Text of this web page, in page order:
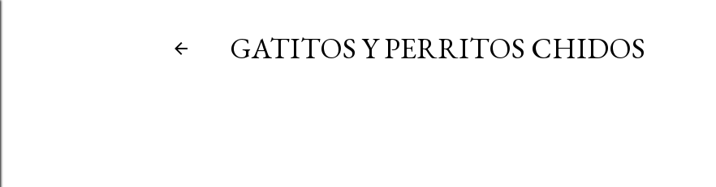
GATITOS Y PERRITOS CHIDOS